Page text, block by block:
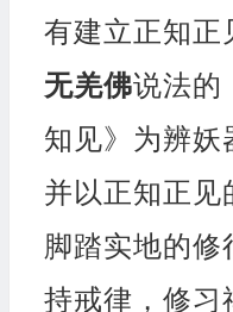
有建立正知正
无羌佛说法的
知见》为辨妖
并以正知正见
脚踏实地的
持戒律，修习